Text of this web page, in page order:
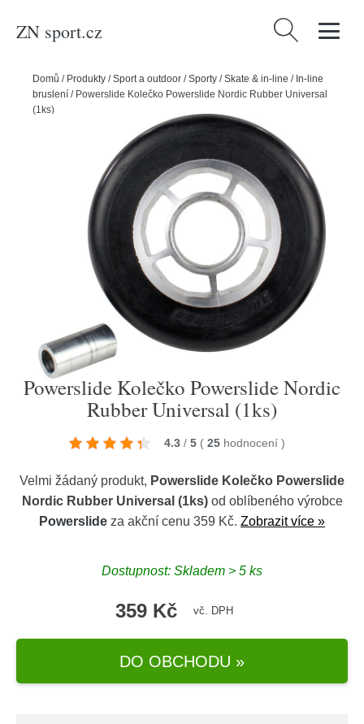
ZN sport.cz Vyhledávání
Domů / Produkty /Sport a outdoor /Sporty /Skate & in-line / In-line
bruslení / Powerslide Kolečko Powerslide Nordic Rubber Universal
(1ks)
Powerslide Kolečko Powerslide Nordic
Rubber Universal (1ks)
4.3 / 5 ( 25 hodnocení )
Velmi žádaný produkt, Powerslide Kolečko Powerslide
Nordic Rubber Universal (1ks)od oblíbeného výrobce
Powerslide za akční cenu 359 Kč. Zobrazit více »
Dostupnost: Skladem > 5 ks
359 Kč vč. DPH
DO OBCHODU »